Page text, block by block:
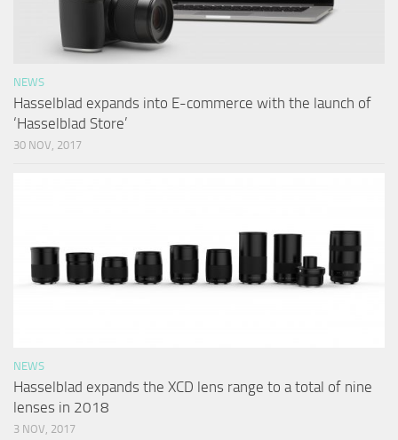
NEWS
Hasselblad expands into E-commerce with the launch of
‘Hasselblad Store’
30 NOV, 2017
NEWS
Hasselblad expands the XCD lens range to a total of nine
lenses in 2018
3 NOV, 2017